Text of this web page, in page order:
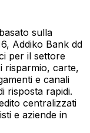
sulla
Addiko Bank dd
per il settore
risparmio, carte,
e canali
risposta rapidi.
centralizzati
e aziende in